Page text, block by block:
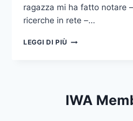
ragazza mi ha fatto notare
ricerche in rete –…
LEGGI DI PIÙ L’ANGELO
IWA